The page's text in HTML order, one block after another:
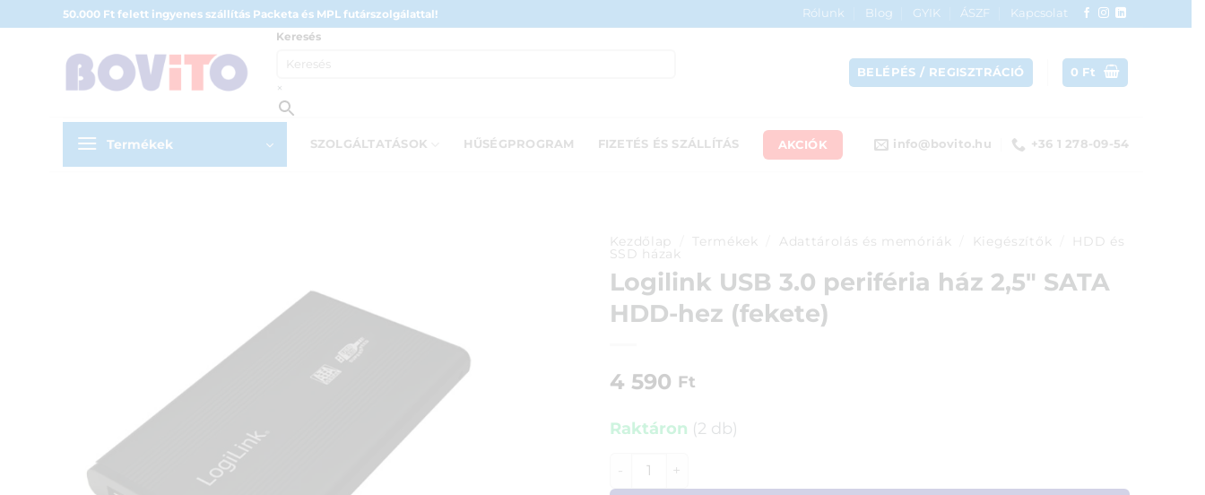
to
50.000 Ft felett ingyenes szállítás Packeta és MPL futárszolgálattal! Rólunk Blog GYIK ÁSZF
Kapcsolat
Keresés
×
BELÉPÉS / REGISZTRÁCIÓ 0 Ft
Termékek SZOLGÁLTATÁSOK HŰSÉGPROGRAM FIZETÉS ÉS SZÁLLÍTÁS AKCIÓK info@bovito.hu +36 1 278-09-54
Kezdőlap Termékek Adattárolás és memóriák Kiegészítők
HDD és
SSD házak
Logilink USB 3.0 periféria ház 2,5″ SATA
HDD-hez (fekete)
4 590 Ft
Raktáron (2 db)
Logilink USB 3.0 periféria ház 2,5" SATA HDD-hez (fekete) mennyiség